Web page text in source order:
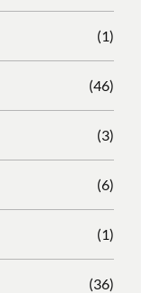
(1)
(46)
(3)
(6)
(1)
(36)